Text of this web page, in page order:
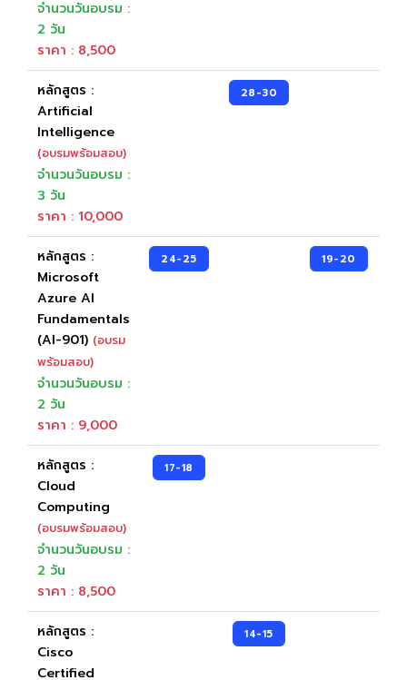
Testing Center
Testing Center
Locations
Become To Certiport
Certiport Authorized Testing Center (CATC)
จำนวนวันอบรม :
2 วัน
ราคา : 8,500
หลักสูตร :
Artificial
Intelligence
(อบรมพร้อมสอบ)
จำนวนวันอบรม :
3 วัน
ราคา : 10,000
28-30
หลักสูตร :
Microsoft
Azure AI
Fundamentals
(AI-901) (อบรม
พร้อมสอบ)
จำนวนวันอบรม :
2 วัน
ราคา : 9,000
24-25 19-20
หลักสูตร :
Cloud
Computing
(อบรมพร้อมสอบ)
จำนวนวันอบรม :
2 วัน
ราคา : 8,500
17-18
หลักสูตร :
Cisco
Certified
14-15